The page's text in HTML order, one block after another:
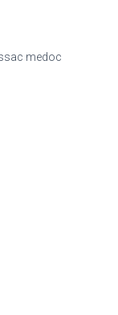
medoc